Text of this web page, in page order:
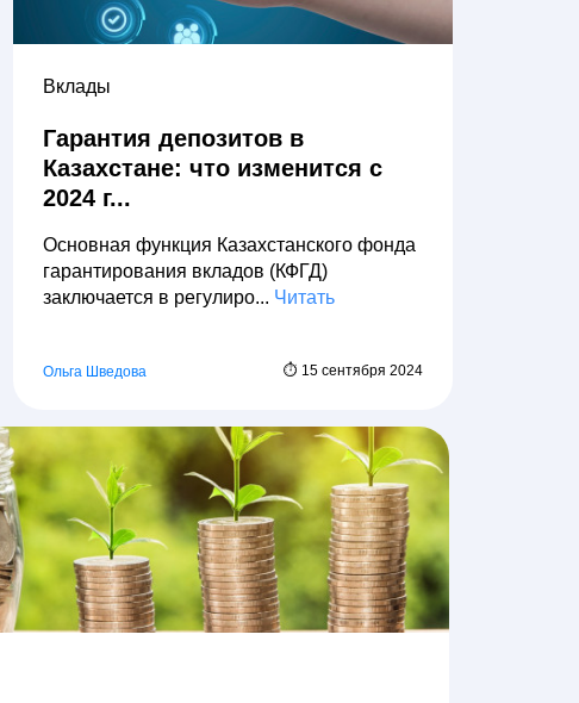
Вклады
Гарантия депозитов в
Казахстане: что изменится с
2024 г...
Основная функция Казахстанского фонда
гарантирования вкладов (КФГД)
заключается в регулиро... Читать
Ольга Шведова ⏱ 15 сентября 2024